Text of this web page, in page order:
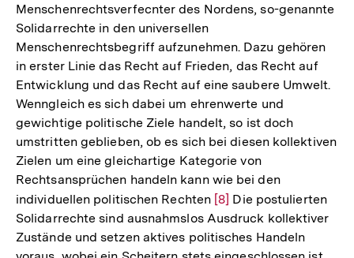
Menschenrechtsverfecnter des Nordens, so-genannte
Solidarrechte in den universellen
Menschenrechtsbegriff aufzunehmen. Dazu gehören
in erster Linie das Recht auf Frieden, das Recht auf
Entwicklung und das Recht auf eine saubere Umwelt.
Wenngleich es sich dabei um ehrenwerte und
gewichtige politische Ziele handelt, so ist doch
umstritten geblieben, ob es sich bei diesen kollektiven
Zielen um eine gleichartige Kategorie von
Rechtsansprüchen handeln kann wie bei den
individuellen politischen Rechten Zur
Auflösung
der
[8] Die postulierten
Solidarrechte sind ausnahmslos Ausdruck kollektiver
Zustände und setzen aktives politisches Handeln